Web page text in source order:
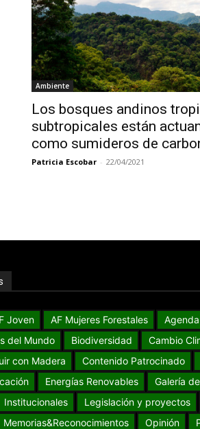
Ambiente
Los bosques andinos
subtropicales están
como sumideros de
Patricia Escobar - 22/04/2021
Joven AF Mujeres Forestales
del Mundo
Biodiversidad Cambio
con Madera
Contenido Patrocinado
Energías Renovables Galería
Institucionales
Legislación y proyectos
Memorias&Reconocimientos
Opinión